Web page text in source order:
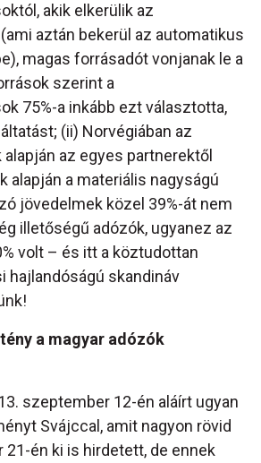
akik elkerülik az
aztán bekerül az automatikus
magas forrásadót vonjanak le a
szerint a
75%-a inkább ezt választotta,
(ii) Norvégiában az
az egyes partnerektől
alapján a materiális nagyságú
jövedelmek közel 39%-át nem
illetőségű adózók, ugyanez az
volt – és itt a köztudottan
hajlandóságú skandináv
a magyar adózók
szeptember 12-én aláírt ugyan
Svájccal, amit nagyon rövid
21-én ki is hirdetett, de ennek